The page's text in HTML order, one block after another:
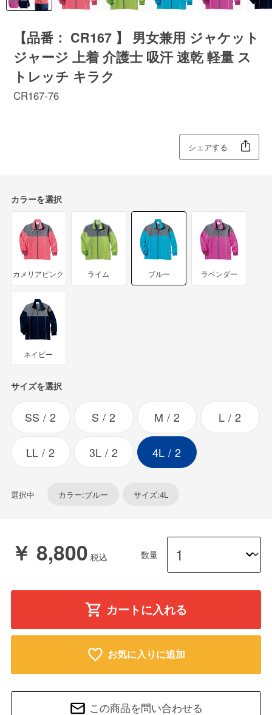
【品番： CR167 】 男女兼用 ジャケット
ジャージ 上着 介護士 吸汗 速乾 軽量 ス
トレッチ キラク
CR167-76
シェアする
カラーを選択
カメリアピンク ライム ブルー ラベンダー
ネイビー
サイズを選択
SS 2 S 2 M 2 L 2
LL 2 3L 2 4L 2
選択中 カラー:ブルー サイズ:4L
￥ 8,800 数量
カートに入れる
お気に入りに追加
この商品を問い合わせる